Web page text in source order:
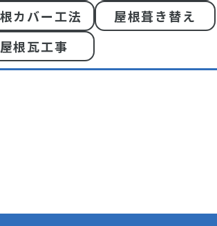
カバー工法
屋根葺き替え
屋根瓦工事